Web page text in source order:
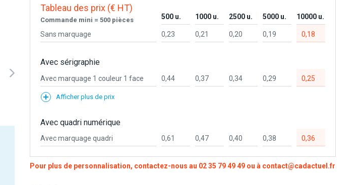
Tableau des prix (€ HT)
Commande mini = 500 pièces 500 u. 1000 u. 2500 u. 5000 u. 10000 u.
Sans marquage 0,23 0,21 0,20 0,19 0,18
Avec sérigraphie
Avec marquage 1 couleur 1 face 0,44 0,37 0,34 0,29 0,25
Afficher plus de prix
Avec quadri numérique
Avec marquage quadri 0,61 0,47 0,40 0,38 0,36
Pour plus de personnalisation, contactez-nous au 02 35 79 49 49 ou à contact@cadactuel.fr